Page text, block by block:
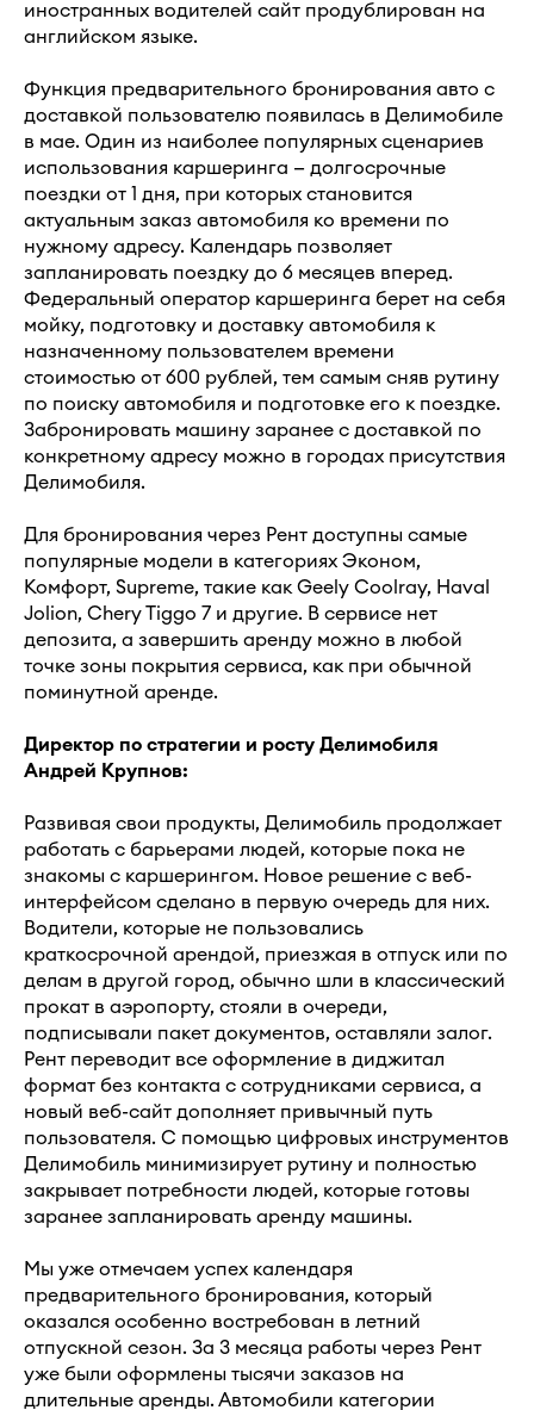
иностранных водителей сайт продублирован на
английском языке.
Функция предварительного бронирования авто с
доставкой пользователю появилась в Делимобиле
в мае. Один из наиболее популярных сценариев
использования каршеринга — долгосрочные
поездки от 1 дня, при которых становится
актуальным заказ автомобиля ко времени по
нужному адресу. Календарь позволяет
запланировать поездку до 6 месяцев вперед.
Федеральный оператор каршеринга берет на себя
мойку, подготовку и доставку автомобиля к
назначенному пользователем времени
стоимостью от 600 рублей, тем самым сняв рутину
по поиску автомобиля и подготовке его к поездке.
Забронировать машину заранее с доставкой по
конкретному адресу можно в городах присутствия
Делимобиля.
Для бронирования через Рент доступны самые
популярные модели в категориях Эконом,
Комфорт, Supreme, такие как Geely Coolray, Haval
Jolion, Chery Tiggo 7 и другие. В сервисе нет
депозита, а завершить аренду можно в любой
точке зоны покрытия сервиса, как при обычной
поминутной аренде.
Директор по стратегии и росту Делимобиля
Андрей Крупнов:
Развивая свои продукты, Делимобиль продолжает
работать с барьерами людей, которые пока не
знакомы с каршерингом. Новое решение с веб-
интерфейсом сделано в первую очередь для них.
Водители, которые не пользовались
краткосрочной арендой, приезжая в отпуск или по
делам в другой город, обычно шли в классический
прокат в аэропорту, стояли в очереди,
подписывали пакет документов, оставляли залог.
Рент переводит все оформление в диджитал
формат без контакта с сотрудниками сервиса, а
новый веб-сайт дополняет привычный путь
пользователя. С помощью цифровых инструментов
Делимобиль минимизирует рутину и полностью
закрывает потребности людей, которые готовы
заранее запланировать аренду машины.
Мы уже отмечаем успех календаря
предварительного бронирования, который
оказался особенно востребован в летний
отпускной сезон. За 3 месяца работы через Рент
уже были оформлены тысячи заказов на
длительные аренды. Автомобили категории